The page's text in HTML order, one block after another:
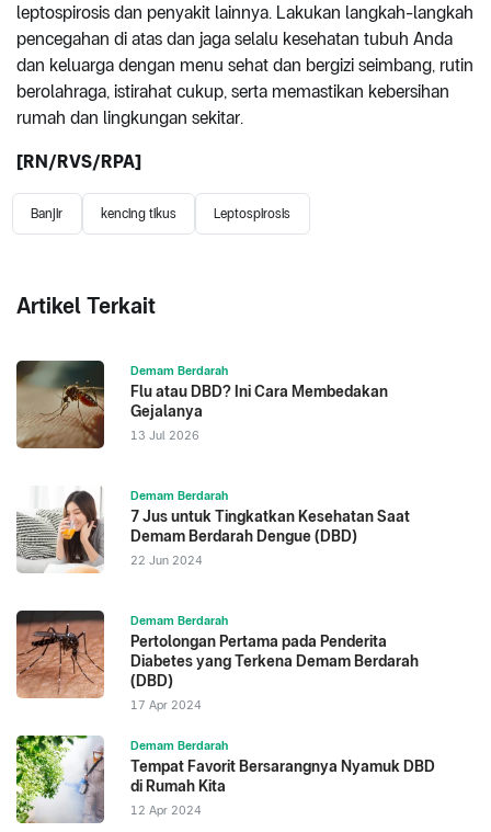
leptospirosis dan penyakit lainnya. Lakukan langkah-langkah
pencegahan di atas dan jaga selalu kesehatan tubuh Anda
dan keluarga dengan menu sehat dan bergizi seimbang, rutin
berolahraga, istirahat cukup, serta memastikan kebersihan
rumah dan lingkungan sekitar.
[RN/RVS/RPA]
Banjir kencing tikus Leptospirosis
Artikel Terkait
Demam Berdarah
Flu atau DBD? Ini Cara Membedakan
Gejalanya
13 Jul 2026
Demam Berdarah
7 Jus untuk Tingkatkan Kesehatan Saat
Demam Berdarah Dengue (DBD)
22 Jun 2024
Demam Berdarah
Pertolongan Pertama pada Penderita
Diabetes yang Terkena Demam Berdarah
(DBD)
17 Apr 2024
Demam Berdarah
Tempat Favorit Bersarangnya Nyamuk DBD
di Rumah Kita
12 Apr 2024